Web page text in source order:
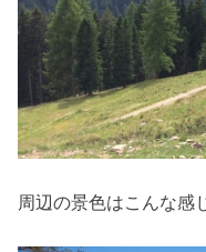
周辺の景色はこんな感